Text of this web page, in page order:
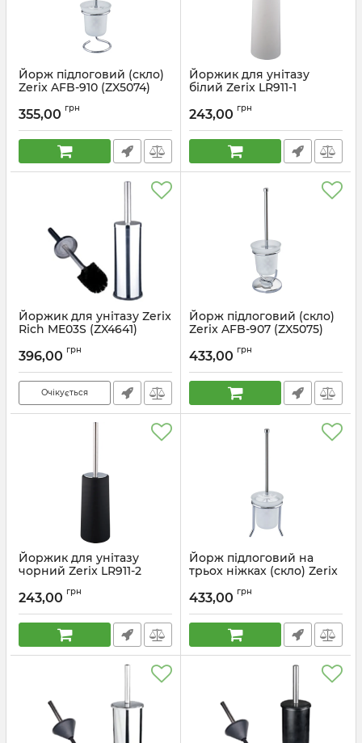
Йорж підлоговий (скло)
Zerix AFB-910 (ZX5074)
355,00 грн
Йоржик для унітазу
білий Zerix LR911-1
Артикул: ZX2710
243,00 грн
Йоржик для унітазу Zerix
Rich ME03S (ZX4641)
396,00 грн
Очікується
Йорж підлоговий (скло)
Zerix AFB-907 (ZX5075)
433,00 грн
Йоржик для унітазу
чорний Zerix LR911-2
Артикул: ZX2711
243,00 грн
Йорж підлоговий на
трьох ніжках (скло) Zerix
Артикул: ZX5076
433,00 грн